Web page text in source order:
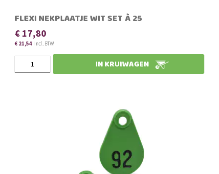
FLEXI NEKPLAATJE WIT SET À 25
€ 21,54
€ 17,80
IN KRUIWAGEN